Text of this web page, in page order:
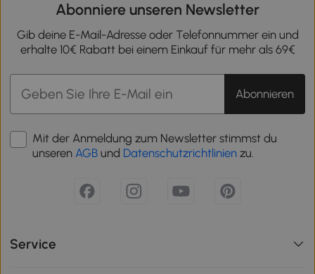
Abonniere unseren Newsletter
Gib deine E-Mail-Adresse oder Telefonnummer ein und
erhalte 10€ Rabatt bei einem Einkauf für mehr als 69€
Abonnieren
Mit der Anmeldung zum Newsletter stimmst du
unseren AGB und Datenschutzrichtlinien zu.
Service